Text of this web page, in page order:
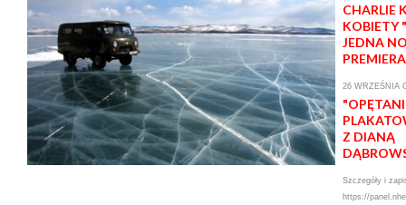
CHARLIE
KOBIETY
JEDNA
PREMIERA
26 WRZEŚNIA
Z DIANĄ
Szczegóły i
https://